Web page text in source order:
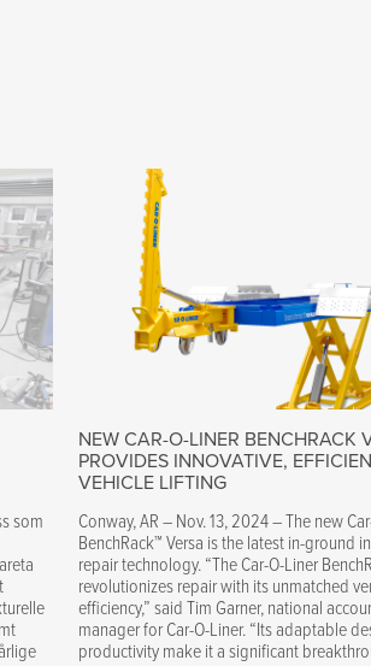
som
NEW CAR-O-LINER BENCHRACK
PROVIDES INNOVATIVE,
VEHICLE LIFTING
Conway, AR – Nov. 13, 2024 – The new
BenchRack™ Versa is the latest in-ground
repair technology. “The Car-O-Liner
revolutionizes repair with its unmatched
efficiency,” said Tim Garner, national
manager for Car-O-Liner. “Its adaptable
productivity make it a significant